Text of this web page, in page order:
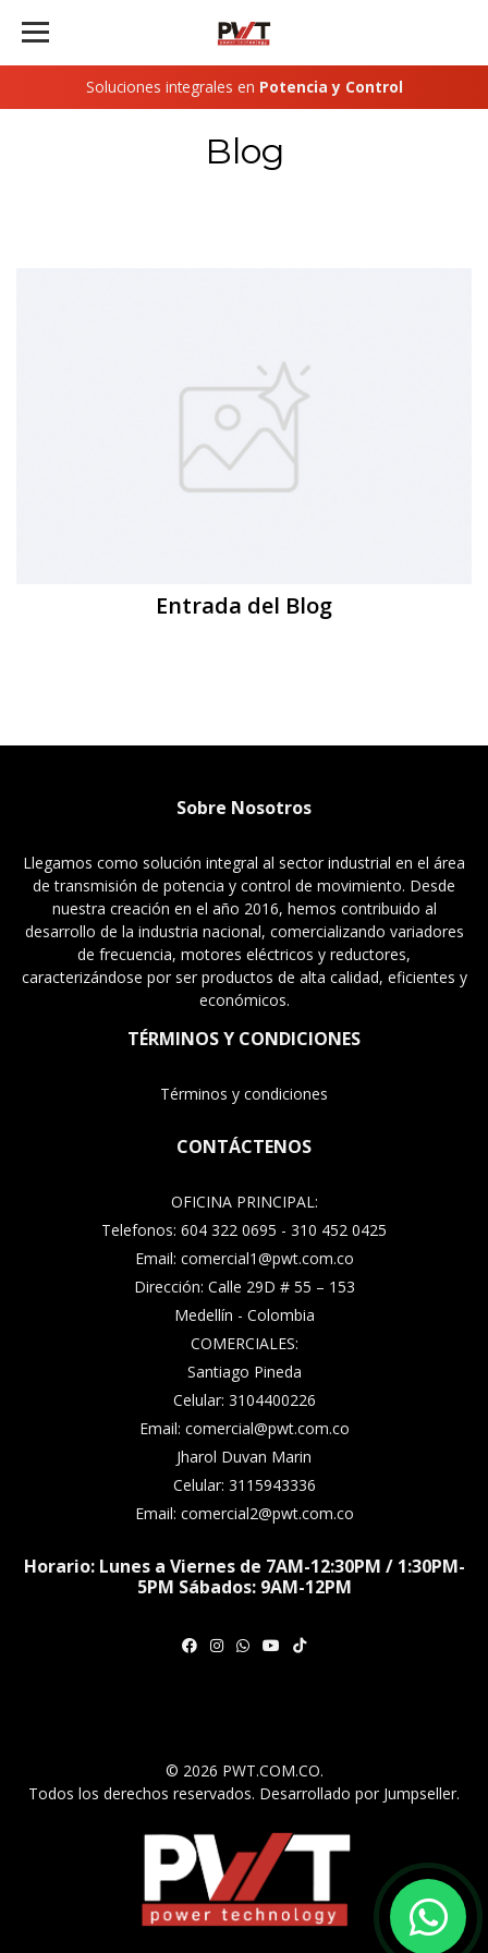
Soluciones integrales en Potencia y Control
Blog
Entrada del Blog
Sobre Nosotros
Llegamos como solución integral al sector industrial en el área
de transmisión de potencia y control de movimiento. Desde
nuestra creación en el año 2016, hemos contribuido al
desarrollo de la industria nacional, comercializando variadores
de frecuencia, motores eléctricos y reductores,
caracterizándose por ser productos de alta calidad, eficientes y
económicos.
TÉRMINOS Y CONDICIONES
Términos y condiciones
CONTÁCTENOS
OFICINA PRINCIPAL:
Telefonos: 604 322 0695 - 310 452 0425
Email: comercial1@pwt.com.co
Dirección: Calle 29D # 55 – 153
Medellín - Colombia
COMERCIALES:
Santiago Pineda
Celular: 3104400226
Email: comercial@pwt.com.co
Jharol Duvan Marin
Celular: 3115943336
Email: comercial2@pwt.com.co
Horario: Lunes a Viernes de 7AM-12:30PM / 1:30PM-
5PM Sábados: 9AM-12PM
© 2026 PWT.COM.CO.
Todos los derechos reservados. Desarrollado por Jumpseller.